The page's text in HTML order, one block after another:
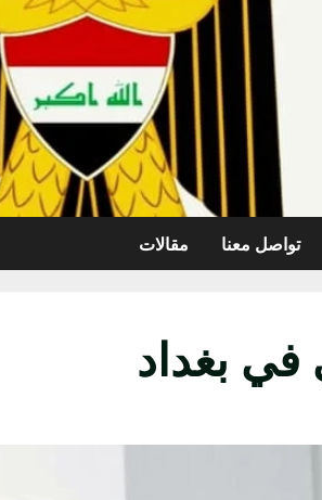
تواصل معنا مقالات
في بغداد